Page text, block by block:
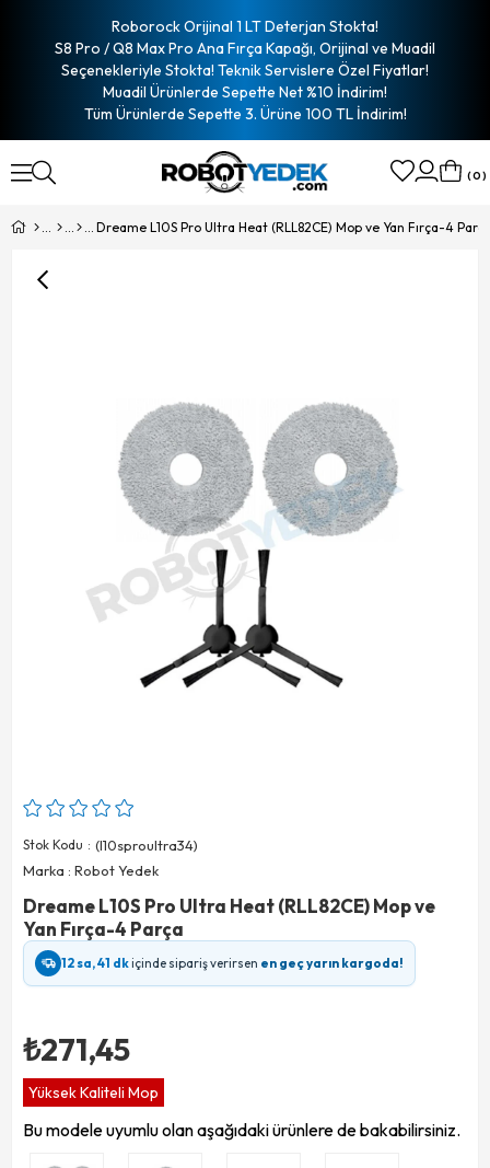
Roborock Orijinal 1 LT Deterjan Stokta!
S8 Pro / Q8 Max Pro Ana Fırça Kapağı, Orijinal ve Muadil
Seçenekleriyle Stokta! Teknik Servislere Özel Fiyatlar!
Muadil Ürünlerde Sepette Net %10 İndirim!
Tüm Ürünlerde Sepette 3. Ürüne 100 TL İndirim!
0
Dreame L10S Pro Ultra Heat (RLL82CE) Mop ve Yan Fırça-4
Stok Kodu
(l10sproultra34)
Marka : Robot Yedek
Dreame L10S Pro Ultra Heat (RLL82CE) Mop ve
Yan Fırça-4 Parça
12 sa, 41 dkiçinde sipariş verirsen en geç yarın kargoda!
₺271,45
Yüksek Kaliteli Mop
Bu modele uyumlu olan aşağıdaki ürünlere de bakabilirsiniz.